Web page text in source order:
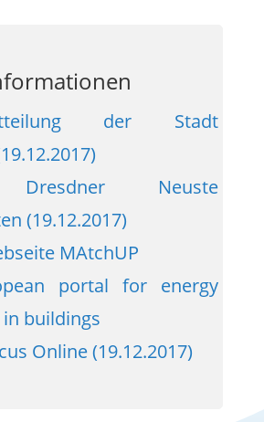
(19.12.2017)
MAtchUP
buildings
Online (19.12.2017)